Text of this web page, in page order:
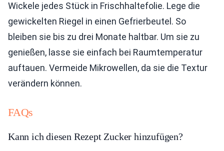
Wickele jedes Stück in Frischhaltefolie. Lege die
gewickelten Riegel in einen Gefrierbeutel. So
bleiben sie bis zu drei Monate haltbar. Um sie zu
genießen, lasse sie einfach bei Raumtemperatur
auftauen. Vermeide Mikrowellen, da sie die Textur
verändern können.
FAQs
Kann ich diesen Rezept Zucker hinzufügen?